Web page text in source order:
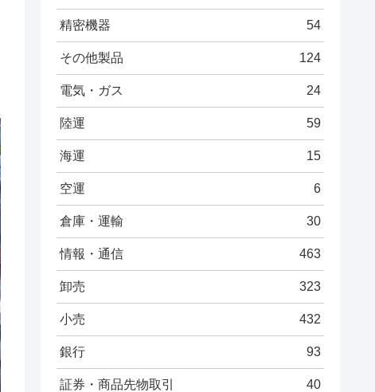
精密機器 54
その他製品 124
電気・ガス 24
陸運 59
海運 15
空運 6
倉庫・運輸 30
情報・通信 463
卸売 323
小売 432
銀行 93
証券・商品先物取引 40